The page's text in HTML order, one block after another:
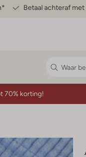
Betaal achteraf met
70% korting!